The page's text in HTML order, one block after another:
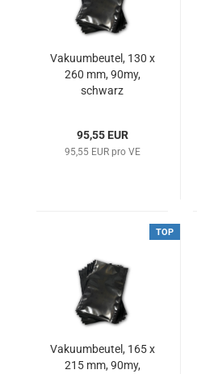
Vakuumbeutel, 130 x
260 mm, 90my,
schwarz
95,55 EUR
95,55 EUR pro VE
TOP
Vakuumbeutel, 165 x
215 mm, 90my,